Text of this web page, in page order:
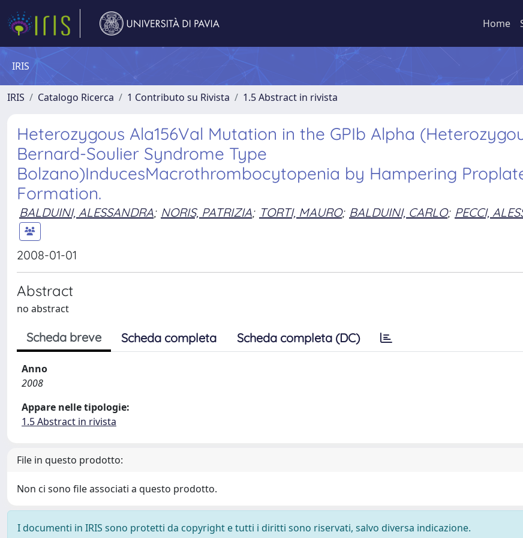
Home
IRIS
IRIS Catalogo Ricerca 1 Contributo su Rivista 1.5 Abstract in rivista
Heterozygous Ala156Val Mutation in the GPIb Alpha
Bernard-Soulier Syndrome Type
Bolzano)InducesMacrothrombocytopenia by Hampering
Formation.
BALDUINI, ALESSANDRA; NORIS, PATRIZIA; TORTI, MAURO; BALDUINI, CARLO; PECCI,
2008-01-01
Abstract
no abstract
Scheda breve Scheda completa Scheda completa (DC)
Anno
2008
Appare nelle tipologie:
1.5 Abstract in rivista
File in questo prodotto:
Non ci sono file associati a questo prodotto.
I documenti in IRIS sono protetti da copyright e tutti i diritti sono riservati, salvo diversa indicazione.